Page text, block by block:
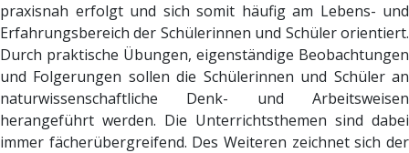
praxisnah erfolgt und sich somit häufig am Lebens- und
Erfahrungsbereich der Schülerinnen und Schüler orientiert.
Durch praktische Übungen, eigenständige Beobachtungen
und Folgerungen sollen die Schülerinnen und Schüler an
naturwissenschaftliche Denk- und Arbeitsweisen
herangeführt werden. Die Unterrichtsthemen sind dabei
immer fächerübergreifend. Des Weiteren zeichnet sich der